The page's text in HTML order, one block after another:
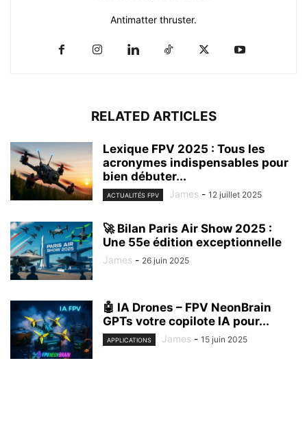
Antimatter thruster.
RELATED ARTICLES
Lexique FPV 2025 : Tous les
acronymes indispensables pour
bien débuter...
ACTUALITÉS FPV James - 12 juillet 2025
🚀 Bilan Paris Air Show 2025 :
Une 55e édition exceptionnelle
James - 26 juin 2025
🤖 IA Drones – FPV NeonBrain
GPTs votre copilote IA pour...
APPLICATIONS James - 15 juin 2025